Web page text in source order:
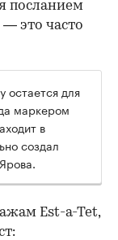
посланием
это часто
для
маркером
в
создал
Est-a-Tet,